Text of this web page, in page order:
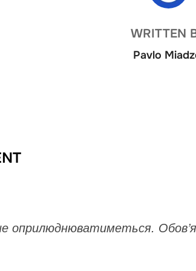
WRITTEN
Pavlo
оприлюднюватиметься.